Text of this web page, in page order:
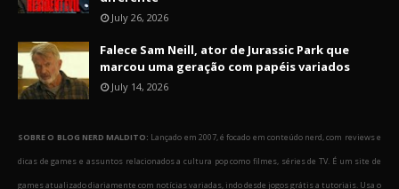
July 26, 2026
Falece Sam Neill, ator de Jurassic Park que
marcou uma geração com papéis variados
July 14, 2026
SOBRE O BLOG NERD MALDITO: Lançado em 2007, é focado em conteúdo nerd, com reviews e
dicas de games e assuntos relacionados a cultura pop como filmes, séries de TV. É um site de
games atualizado diariamente com notícias variadas, indo desde jogos grátis a tutoriais. Usa o